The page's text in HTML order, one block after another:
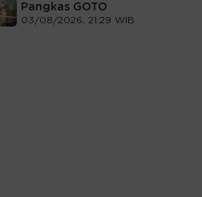
Pangkas GOTO
03/08/2026, 21:29 WIB